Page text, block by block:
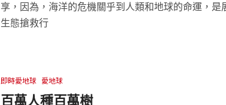
享，因為，海洋的危機關乎到人類和地球的命運，是
生態搶救行
即時愛地球 愛地球
百萬人種百萬樹